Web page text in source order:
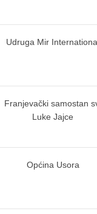
Udruga Mir
Franjevački samostan
Luke Jajce
Općina Usora